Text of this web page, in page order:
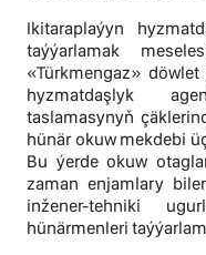
Ikitaraplaýyn
taýýarlamak
«Türkmengaz»
hyzmatdaşlyk
taslamasynyň
hünär okuw mekdebi
Bu ýerde okuw
zaman enjamlary
inžener-tehniki
hünärmenleri